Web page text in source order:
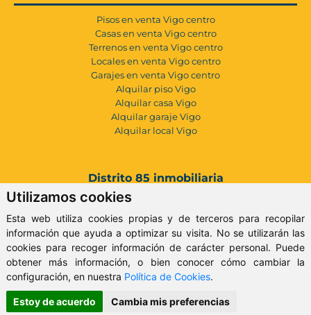
Utilizamos cookies
Esta web utiliza cookies propias y de terceros para recopilar
información que ayuda a optimizar su visita. No se utilizarán las
cookies para recoger información de carácter personal. Puede
obtener más información, o bien conocer cómo cambiar la
configuración, en nuestra Política de Cookies.
Estoy de acuerdo Cambia mis preferencias
Pisos en venta Vigo centro
Casas en venta Vigo centro
Terrenos en venta Vigo centro
Locales en venta Vigo centro
Garajes en venta Vigo centro
Alquilar piso Vigo
Alquilar casa Vigo
Alquilar garaje Vigo
Alquilar local Vigo
Distrito 85 inmobiliaria
Vender inmueble
Tasación vivienda gratis
Certificado energético
Inversión inmobiliaria
Contacto y localización
Blog Inmobiliaria Vigo